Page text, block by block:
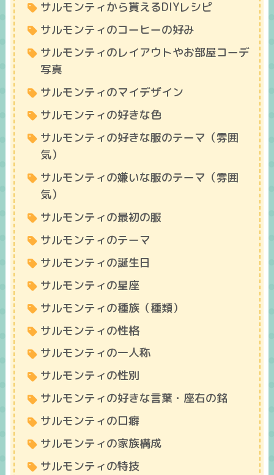
サルモンティから貰えるDIYレシピ
サルモンティのコーヒーの好み
サルモンティのレイアウトやお部屋コーデ
写真
サルモンティのマイデザイン
サルモンティの好きな色
サルモンティの好きな服のテーマ（雰囲
気）
サルモンティの嫌いな服のテーマ（雰囲
気）
サルモンティの最初の服
サルモンティのテーマ
サルモンティの誕生日
サルモンティの星座
サルモンティの種族（種類）
サルモンティの性格
サルモンティの一人称
サルモンティの性別
サルモンティの好きな言葉・座右の銘
サルモンティの口癖
サルモンティの家族構成
サルモンティの特技